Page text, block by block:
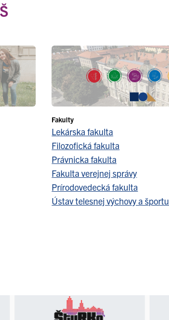
Fakulty
Lekárska fakulta
Filozofická fakulta
Právnicka fakulta
Fakulta verejnej správy
Prírodovedecká fakulta
Ústav telesnej výchovy a športu